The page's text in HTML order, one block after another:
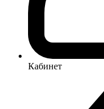
Кабинет